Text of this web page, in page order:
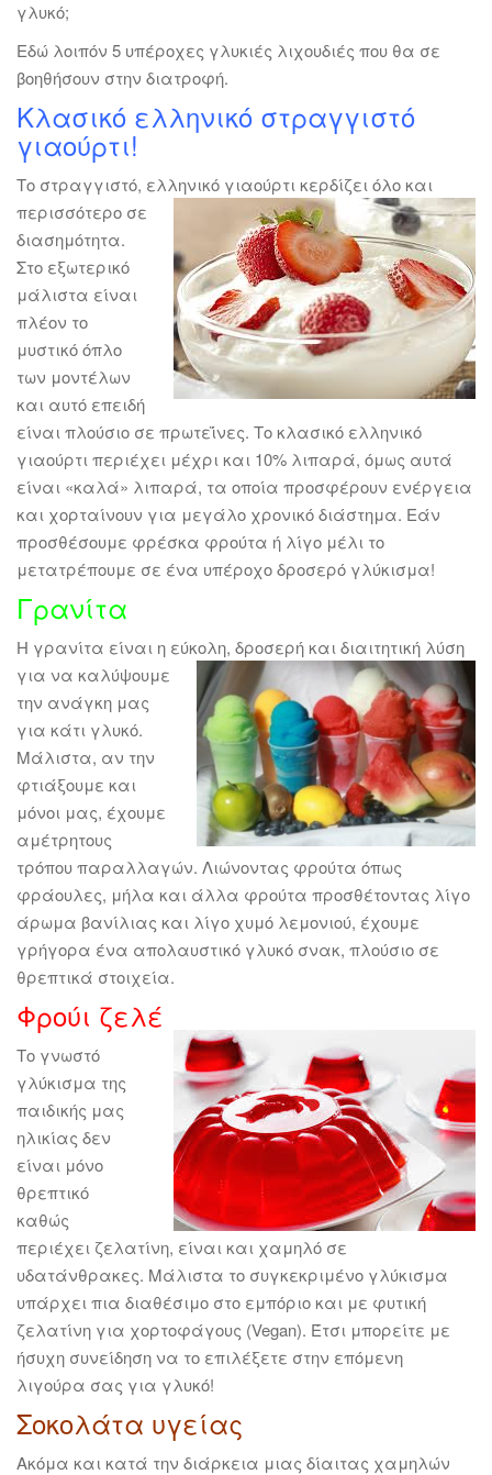
γλυκό;
Εδώ λοιπόν 5 υπέροχες γλυκιές λιχουδιές που θα σε
βοηθήσουν στην διατροφή.
Κλασικό ελληνικό στραγγιστό
γιαούρτι!
Το στραγγιστό, ελληνικό γιαούρτι κερδίζει όλο και
περισσότερο σε
διασημότητα.
Στο εξωτερικό
μάλιστα είναι
πλέον το
μυστικό όπλο
των μοντέλων
και αυτό επειδή
είναι πλούσιο σε πρωτεΐνες. Το κλασικό ελληνικό
γιαούρτι περιέχει μέχρι και 10% λιπαρά, όμως αυτά
είναι «καλά» λιπαρά, τα οποία προσφέρουν ενέργεια
και χορταίνουν για μεγάλο χρονικό διάστημα. Εάν
προσθέσουμε φρέσκα φρούτα ή λίγο μέλι το
μετατρέπουμε σε ένα υπέροχο δροσερό γλύκισμα!
Γρανίτα
Η γρανίτα είναι η εύκολη, δροσερή και διαιτητική λύση
για να καλύψουμε
την ανάγκη μας
για κάτι γλυκό.
Μάλιστα, αν την
φτιάξουμε και
μόνοι μας, έχουμε
αμέτρητους
τρόπου παραλλαγών. Λιώνοντας φρούτα όπως
φράουλες, μήλα και άλλα φρούτα προσθέτοντας λίγο
άρωμα βανίλιας και λίγο χυμό λεμονιού, έχουμε
γρήγορα ένα απολαυστικό γλυκό σνακ, πλούσιο σε
θρεπτικά στοιχεία.
Φρούι ζελέ
Το γνωστό
γλύκισμα της
παιδικής μας
ηλικίας δεν
είναι μόνο
θρεπτικό
καθώς
περιέχει ζελατίνη, είναι και χαμηλό σε
υδατάνθρακες. Μάλιστα το συγκεκριμένο γλύκισμα
υπάρχει πια διαθέσιμο στο εμπόριο και με φυτική
ζελατίνη για χορτοφάγους (Vegan). Έτσι μπορείτε με
ήσυχη συνείδηση να το επιλέξετε στην επόμενη
λιγούρα σας για γλυκό!
Σοκολάτα υγείας
Ακόμα και κατά την διάρκεια μιας δίαιτας χαμηλών